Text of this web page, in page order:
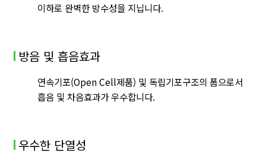
이하로 완벽한 방수성을 지닙니다.
방음 및 흡음효과
연속기포(Open Cell제품) 및 독립기포구조의 폼으로서
흡음 및 차음효과가 우수합니다.
우수한 단열성